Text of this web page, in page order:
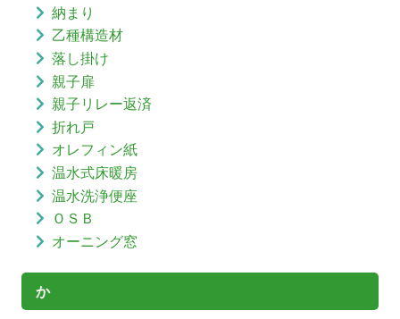
納まり
乙種構造材
落し掛け
親子扉
親子リレー返済
折れ戸
オレフィン紙
温水式床暖房
温水洗浄便座
ＯＳＢ
オーニング窓
か